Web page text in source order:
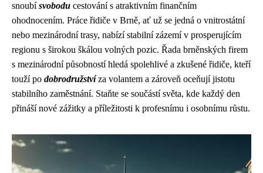
snoubísvobodu cestování s atraktivním finančním
ohodnocením. Práce řidiče v Brně, ať už se jedná o vnitrostátní
nebo mezinárodní trasy, nabízí stabilní zázemí v prosperujícím
regionu s širokou škálou volných pozic. Řada brněnských firem
s mezinárodní působností hledá spolehlivé a zkušené řidiče, kteří
touží po dobrodružstvíza volantem a zároveň oceňují jistotu
stabilního zaměstnání. Staňte se součástí světa, kde každý den
přináší nové zážitky a příležitosti k profesnímu i osobnímu růstu.